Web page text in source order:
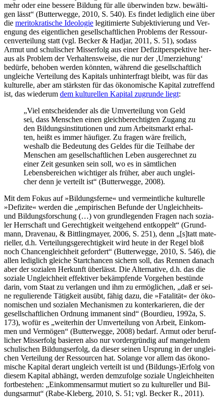
mehr oder eine bes­se­re Bil­dung für alle über­win­den bzw. bewäl­ti­
gen lässt“ (But­ter­weg­ge, 2010, S. 540). Es fin­det ledig­lich eine über
die meri­to­kra­ti­sche Ideo­lo­gie legi­ti­mier­te Sub­jek­ti­vie­rung und Ver­
en­gung des eigent­li­chen gesell­schaft­li­chen Pro­blems der Res­sour­
cen­ver­tei­lung statt (vgl. Becker & Hadjar, 2011, S. 51), sodass
Armut und schu­li­scher Miss­erfolg aus einer Defi­zit­per­spek­ti­ve her­
aus als Pro­blem der Ver­hal­tens­wei­se, die nur der ‚Umer­zie­hung‘
bedür­fe, beho­ben wer­den könn­ten, wäh­rend die gesell­schaft­lich
unglei­che Ver­tei­lung des Kapi­tals unhin­ter­fragt bleibt, was für das
kul­tu­rel­le, aber am stärks­ten für das öko­no­mi­sche Kapi­tal zutref­fend
ist, das wie­der­um dem kul­tu­rel­len Kapi­tal zugrun­de liegt:
„Viel ent­schei­den­der als die Umver­tei­lung von Geld
sei, dass Men­schen einen gleich­be­rech­tig­ten Zugang zu
den Bil­dungs­in­sti­tu­tio­nen und zum Arbeits­markt erhal­
ten, heißt es immer häu­fi­ger. Zu fra­gen wäre frei­lich,
wes­halb die Bedeu­tung des Gel­des für die Teil­ha­be der
Men­schen am gesell­schaft­li­chen Leben aus­ge­rech­net zu
einer Zeit gesun­ken sein soll, wo es in sämt­li­chen
Lebens­be­rei­chen wich­ti­ger als frü­her, aber auch unglei­
cher denn je ver­teilt ist“ (But­ter­weg­ge, 2008).
Mit dem Fokus auf »Bil­dungs­fer­ne« und ver­meint­li­che kul­tu­rel­le
»Defi­zi­te« wer­den die „empi­ri­schen Befun­de der Ungleich­heits-
und Bil­dungs­for­schung (…) von grund­le­gen­den Fra­gen nach sozia­
ler Herr­schaft und Gerech­tig­keit weit­ge­hend ent­kop­pelt“ (Grund­
mann, Dra­ven­au, & Bitt­ling­may­er, 2006, S. 251), denn „[s]tatt mate­
ri­el­ler, d.h. Ver­tei­lungs­ge­rech­tig­keit wird heu­te in der Regel bloß
noch Chan­cen­gleich­heit gefor­dert“ (But­ter­weg­ge, 2010, S. 546), die
allen ledig­lich glei­che Start­chan­cen sichern soll, das Ren­nen danach
aber der sozia­len Her­kunft über­lässt. Die Alter­na­ti­ve, d.h. das die
sozia­le Ungleich­heit effek­ti­ver bekämp­fen­de Vor­ge­hen bestün­de
dar­in, vom Staat zu ver­lan­gen und ihm zu ermög­li­chen, „daß er sei­
ne regu­lie­ren­de Tätig­keit aus­übt, fähig dazu, die »Fata­li­tät« der öko­
no­mi­schen und sozia­len Mecha­nis­men zu kon­ter­ka­rie­ren, die der
gesell­schaft­li­chen Ord­nung imma­nent sind“ (Bour­dieu, 1992a, S.
173), wofür es „wei­ter­hin der Umver­tei­lung von Arbeit, Ein­kom­
men und Ver­mö­gen“ (But­ter­weg­ge, 2008) bedarf. Armut oder beruf­
li­cher Miss­erfolg basie­ren also nur vor­der­grün­dig auf man­geln­dem
schu­li­schen Bil­dungs­er­folg, da die­ser sei­nen Ursprung in der unglei­
chen Ver­tei­lung der Res­sour­cen hat. Solan­ge vor allem das öko­no­
mi­sche Kapi­tal der­art ungleich ver­teilt ist und (Bildungs-)Erfolg von
die­sem Kapi­tal abhängt, wer­den dem­zu­fol­ge sozia­le Ungleich­hei­ten
fort­be­stehen: „Ein­kom­mens­ar­mut mutiert so zu kul­tu­rel­ler und Bil­
dungs­ar­mut“ (Rabe-Kle­berg, 2010, S. 51; vgl. Becker R., 2011).